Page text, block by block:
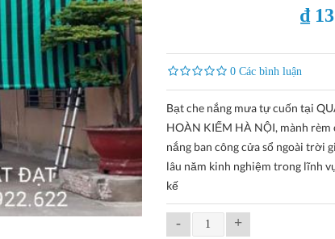
₫
0 Các bình luận
Bạt che nắng mưa tự cuốn tại
HOÀN KIẾM HÀ NỘI, mành rèm
nắng ban công cửa sổ ngoài trời
lâu năm kinh nghiệm trong lĩnh
kế
- +